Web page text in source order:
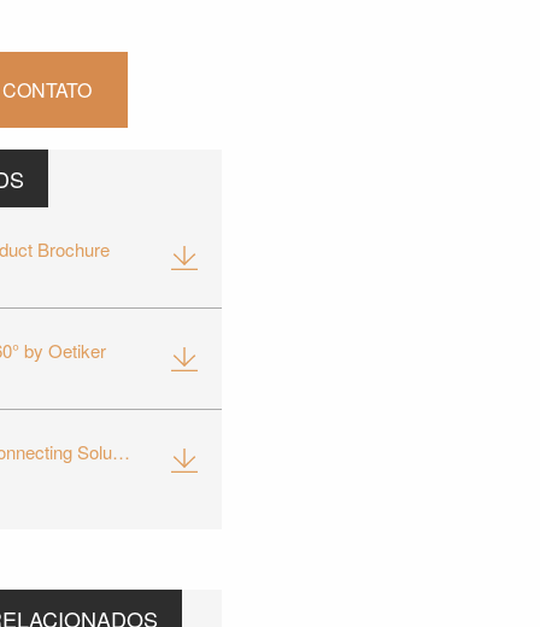
Brochure
by Oetiker
eMobility Connecting Solutions